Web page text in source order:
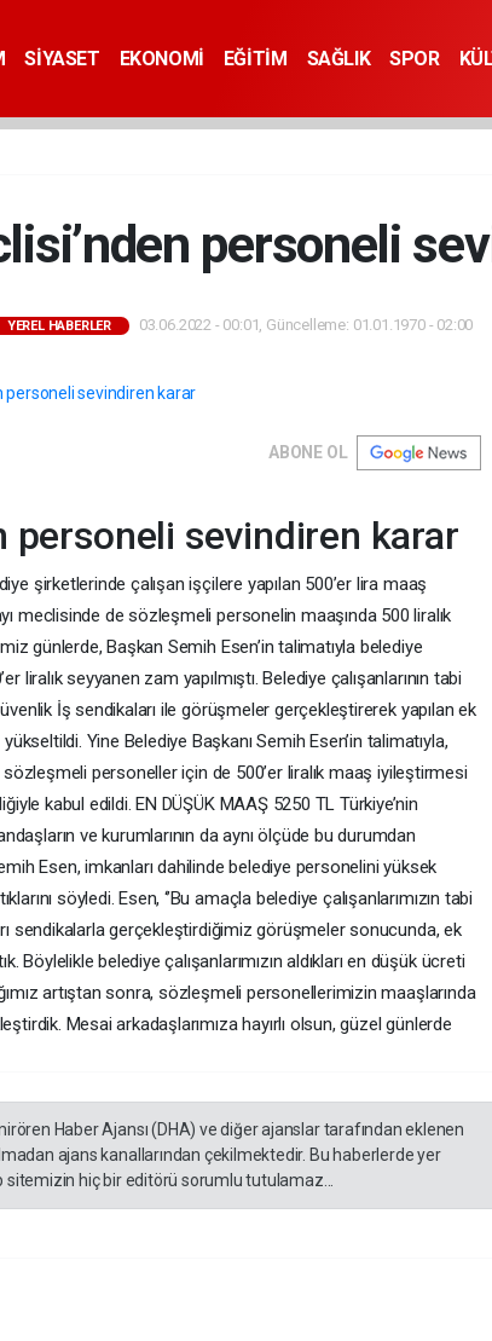
SİYASET EKONOMİ EĞİTİM SAĞLIK SPOR
personeli
YEREL HABERLER 03.06.2022 - 00:01, Güncelleme: 01.01.1970 - 02:00
ABONE OL
personeli sevindiren karar
şirketlerinde çalışan işçilere yapılan 500’er lira maaş
meclisinde de sözleşmeli personelin maaşında 500 liralık
günlerde, Başkan Semih Esen’in talimatıyla belediye
seyyanen zam yapılmıştı. Belediye çalışanlarının tabi
İş sendikaları ile görüşmeler gerçekleştirerek yapılan ek
Yine Belediye Başkanı Semih Esen’in talimatıyla,
personeller için de 500’er liralık maaş iyileştirmesi
kabul edildi. EN DÜŞÜK MAAŞ 5250 TL Türkiye’nin
ve kurumlarının da aynı ölçüde bu durumdan
Esen, imkanları dahilinde belediye personelini yüksek
söyledi. Esen, ‘’Bu amaçla belediye çalışanlarımızın tabi
sendikalarla gerçekleştirdiğimiz görüşmeler sonucunda, ek
belediye çalışanlarımızın aldıkları en düşük ücreti
artıştan sonra, sözleşmeli personellerimizin maaşlarında
Mesai arkadaşlarımıza hayırlı olsun, güzel günlerde
Haber Ajansı (DHA) ve diğer ajanslar tarafından eklenen
ajans kanallarından çekilmektedir. Bu haberlerde yer
hiç bir editörü sorumlu tutulamaz...